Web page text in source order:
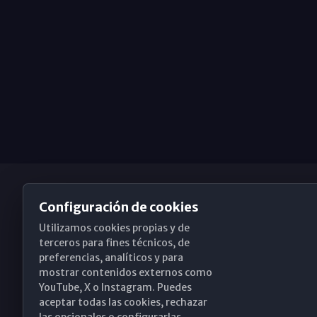
Obispado de Málaga
Santa María, 18-20. 29015 Málaga
Configuración de cookies
Utilizamos cookies propias y de
terceros para fines técnicos, de
preferencias, analíticos y para
mostrar contenidos externos como
YouTube, X o Instagram. Puedes
aceptar todas las cookies, rechazar